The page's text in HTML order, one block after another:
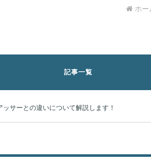
ホー
記事一覧
サーとの違いについて解説します！